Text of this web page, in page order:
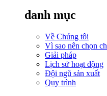
danh mục
Về Chúng tôi
Vì sao nên chọn
Giải pháp
Lịch sử hoạt động
Đội ngũ sản xuất
Quy trình